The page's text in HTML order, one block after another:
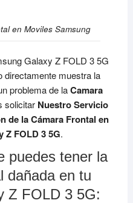
en Moviles Samsung
Galaxy Z FOLD 3 5G
directamente muestra la
problema de laCamara
solicitar Nuestro Servicio
de la Cámara Frontal en
Z FOLD 3 5G.
puedes tener la
dañada en tu
Z FOLD 3 5G: